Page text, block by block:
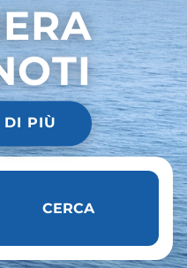
DI PIÙ
CERCA